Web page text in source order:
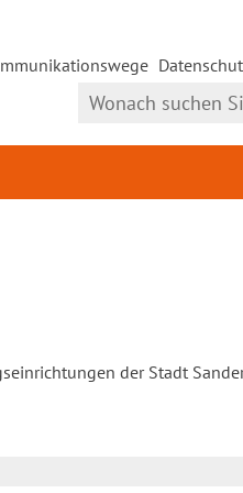
der Stadt